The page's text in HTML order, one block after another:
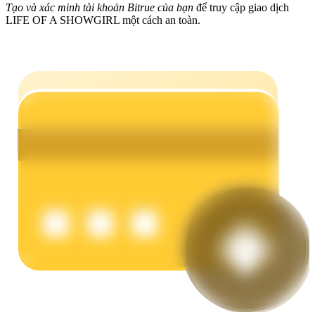
Earn
Làm cho tài sản của bạn tăng giá trị đều đặn
Tạo và xác minh tài khoản Bitrue của bạn để truy cập giao dịch
LIFE OF A SHOWGIRL một cách an toàn.